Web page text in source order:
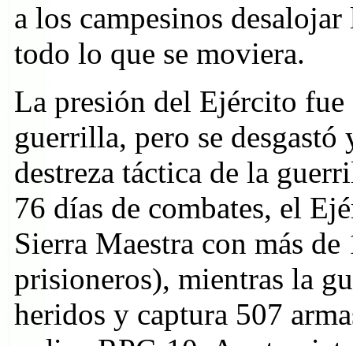
a los campesinos
todo lo que se moviera.
La presión del Ejército fue
guerrilla, pero se
destreza táctica de la
76 días de combates, el
Sierra Maestra con más
prisioneros), mientras la
heridos y captura 507